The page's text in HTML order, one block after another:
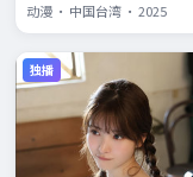
动漫 · 中国台湾 · 2025
独播